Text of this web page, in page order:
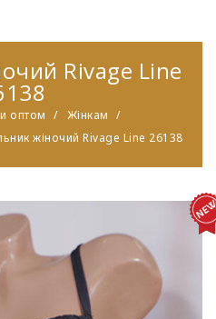
Rivage Line
оптом
Жінкам
жіночий Rivage Line 26138